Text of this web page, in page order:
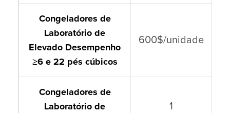
Congeladores de
Laboratório de
Elevado Desempenho
≥6 e 22 pés cúbicos
600$/unidade
Congeladores de
Laboratório de
1